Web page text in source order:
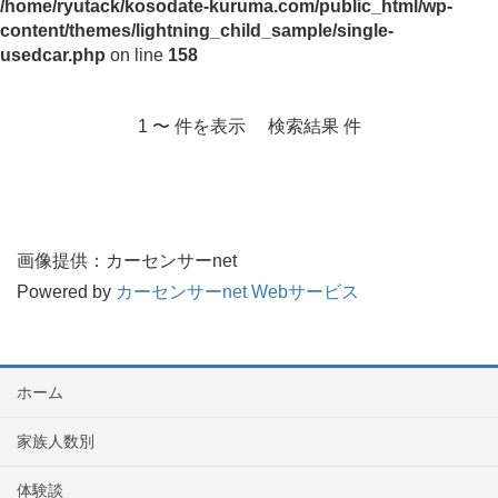
/home/ryutack/kosodate-kuruma.com/public_html/wp-
content/themes/lightning_child_sample/single-
usedcar.php on line 158
1 〜 件を表示 検索結果 件
画像提供：カーセンサーnet
Powered by カーセンサーnet Webサービス
ホーム
家族人数別
体験談